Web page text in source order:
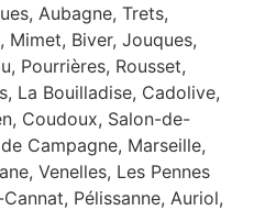
Aubagne, Trets,
Mimet, Biver, Jouques,
Pourrières, Rousset,
La Bouilladise, Cadolive,
Coudoux, Salon-de-
Campagne, Marseille,
Venelles, Les Pennes
Pélissanne, Auriol,